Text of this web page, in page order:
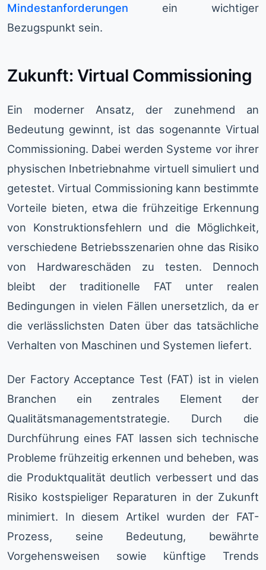
Mindestanforderungen ein wichtiger
Bezugspunkt sein.
Zukunft: Virtual Commissioning
Ein moderner Ansatz, der zunehmend an
Bedeutung gewinnt, ist das sogenannte Virtual
Commissioning. Dabei werden Systeme vor ihrer
physischen Inbetriebnahme virtuell simuliert und
getestet. Virtual Commissioning kann bestimmte
Vorteile bieten, etwa die frühzeitige Erkennung
von Konstruktionsfehlern und die Möglichkeit,
verschiedene Betriebsszenarien ohne das Risiko
von Hardwareschäden zu testen. Dennoch
bleibt der traditionelle FAT unter realen
Bedingungen in vielen Fällen unersetzlich, da er
die verlässlichsten Daten über das tatsächliche
Verhalten von Maschinen und Systemen liefert.
Der Factory Acceptance Test (FAT) ist in vielen
Branchen ein zentrales Element der
Qualitätsmanagementstrategie. Durch die
Durchführung eines FAT lassen sich technische
Probleme frühzeitig erkennen und beheben, was
die Produktqualität deutlich verbessert und das
Risiko kostspieliger Reparaturen in der Zukunft
minimiert. In diesem Artikel wurden der FAT-
Prozess, seine Bedeutung, bewährte
Vorgehensweisen sowie künftige Trends